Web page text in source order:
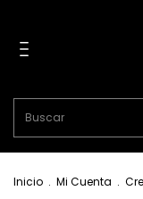
Inicio . Mi Cuenta .